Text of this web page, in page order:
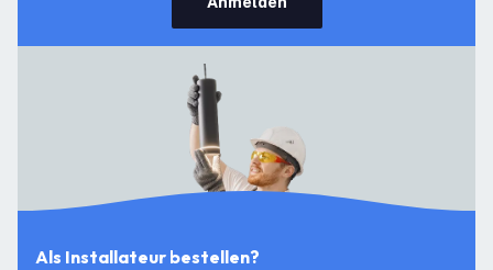
Als Installateur bestellen?